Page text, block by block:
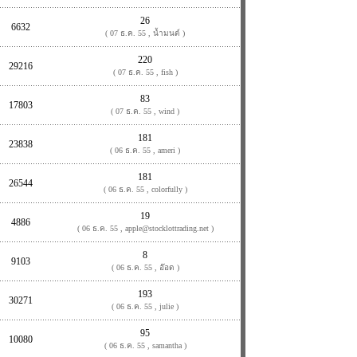
6632
26
( 07 ธ.ค. 55 , น้ำมนต์ )
29216
220
( 07 ธ.ค. 55 , fish )
17803
83
( 07 ธ.ค. 55 , wind )
23838
181
( 06 ธ.ค. 55 , ameri )
26544
181
( 06 ธ.ค. 55 , colorfully )
4886
19
( 06 ธ.ค. 55 , apple@stocklottrading.net )
9103
8
( 06 ธ.ค. 55 , อ๊อด )
30271
193
( 06 ธ.ค. 55 , julie )
10080
95
( 06 ธ.ค. 55 , samantha )